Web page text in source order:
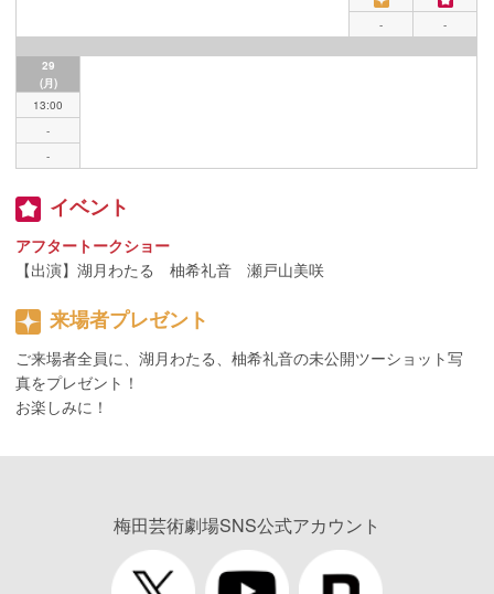
- -
29
(月)
13:00
-
-
イベント
アフタートークショー
【出演】湖月わたる 柚希礼音 瀬戸山美咲
来場者プレゼント
ご来場者全員に、湖月わたる、柚希礼音の未公開ツーショット写
真をプレゼント！
お楽しみに！
梅田芸術劇場SNS公式アカウント